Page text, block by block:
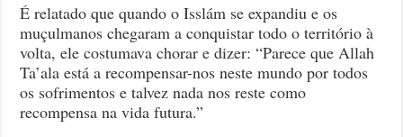
É relatado que quando o Isslám se expandiu e os
muçulmanos chegaram a conquistar todo o território à
volta, ele costumava chorar e dizer: “Parece que Allah
Ta’ala está a recompensar-nos neste mundo por todos
os sofrimentos e talvez nada nos reste como
recompensa na vida futura.”